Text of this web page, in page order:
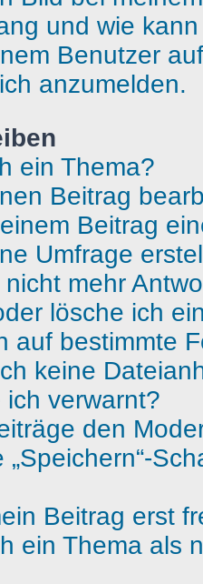
und wie
Benutzer
anzumelden.
ein Thema?
Beitrag
Beitrag
Umfrage
mehr
lösche ich
auf bestimmte
keine
verwarnt?
den
„Speichern“-
Beitrag erst
ein Thema als